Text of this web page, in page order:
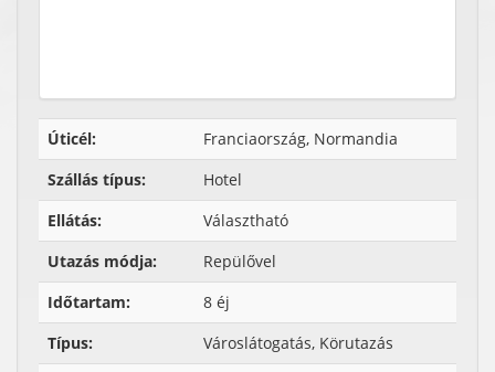
Úticél:
Franciaország, Normandia
Szállás típus:
Hotel
Ellátás:
Választható
Utazás módja:
Repülővel
Időtartam:
8 éj
Típus:
Városlátogatás, Körutazás